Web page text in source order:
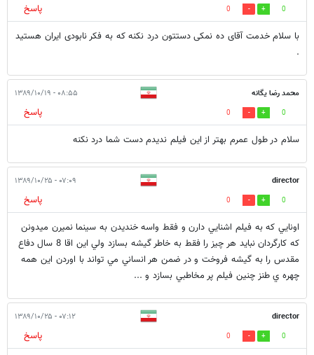
0
0
پاسخ
با سلام خدمت آقای ده نمکی دستتون درد نکنه که به فکر نابودی ایران هستید
.
محمد رضا یگانه ۰۸:۵۵ - ۱۳۸۹/۱۰/۱۹
0
0
پاسخ
سلام در طول عمرم بهتر از این فیلم ندیدم دست شما درد نکنه
director ۰۷:۰۹ - ۱۳۸۹/۱۰/۲۵
0
0
پاسخ
اونايي كه به فيلم اشنايي دارن و فقط واسه خنديدن به سينما نميرن ميدونن
كه كارگردان نبايد هر چيز را فقط به خاطر گيشه بسازد ولي اين اقا 8 سال دفاع
مقدس را به گيشه فروخت و در ضمن هر انساني مي تواند با اوردن اين همه
چهره ي طنز چنين فيلم پر مخاطبي بسازد و ...
director ۰۷:۱۲ - ۱۳۸۹/۱۰/۲۵
0
0
پاسخ